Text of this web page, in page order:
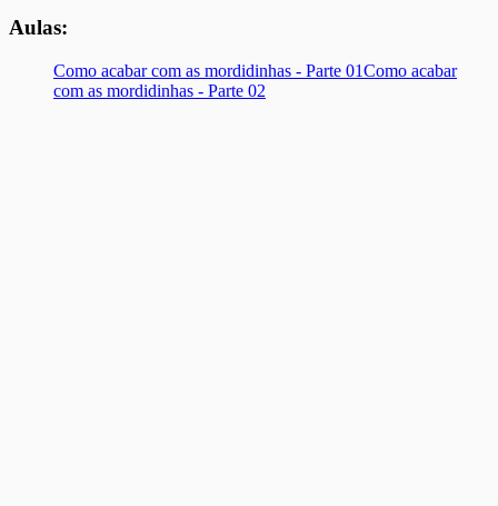
Aulas:
Como acabar com as mordidinhas - Parte 01Como acabar
com as mordidinhas - Parte 02